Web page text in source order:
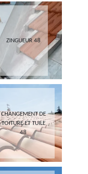
ZINGUEUR 48
CHANGEMENT DE
TOITURE ET TUILE
48